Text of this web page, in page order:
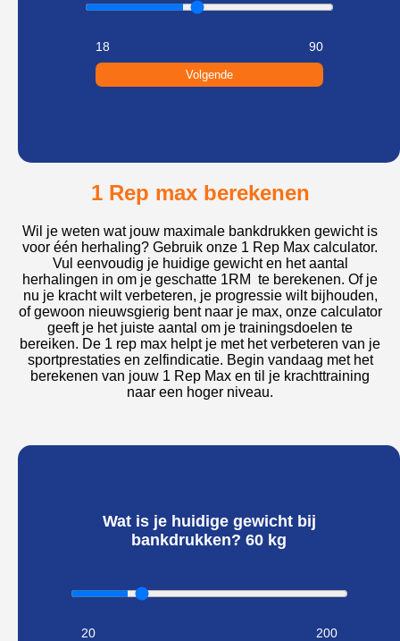
18 90
Volgende
1 Rep max berekenen
Wil je weten wat jouw maximale bankdrukken gewicht is
voor één herhaling? Gebruik onze 1 Rep Max calculator.
Vul eenvoudig je huidige gewicht en het aantal
herhalingen in om je geschatte 1RM te berekenen. Of je
nu je kracht wilt verbeteren, je progressie wilt bijhouden,
of gewoon nieuwsgierig bent naar je max, onze calculator
geeft je het juiste aantal om je trainingsdoelen te
bereiken. De 1 rep max helpt je met het verbeteren van je
sportprestaties en zelfindicatie. Begin vandaag met het
berekenen van jouw 1 Rep Max en til je krachttraining
naar een hoger niveau.
Wat is je huidige gewicht bij
bankdrukken?60 kg
20
200